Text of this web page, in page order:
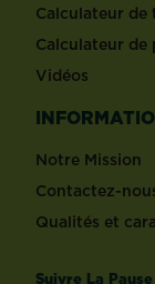
Calculateur de
Calculateur de
Vidéos
Notre Mission
Contactez-
Qualités et
Suivre La